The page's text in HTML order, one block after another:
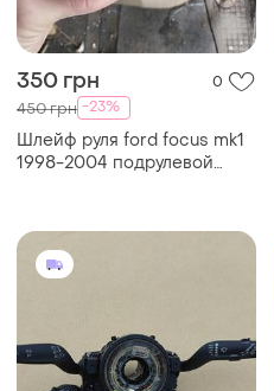
350 грн 0
450 грн -23%
Шлейф руля ford focus mk1
1998-2004 подрулевой